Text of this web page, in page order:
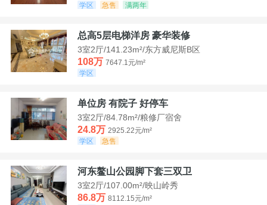
学区
急售 满两年
总高5层电梯洋房 豪华装修
3室2厅/141.23m²/东方威尼斯B区
108万 7647.1元/m²
学区
单位房 有院子 好停车
3室2厅/84.78m²/粮修厂宿舍
24.8万 2925.22元/m²
学区
急售
河东鳌山公园脚下套三双卫
3室2厅/107.00m²/映山岭秀
86.8万 8112.15元/m²